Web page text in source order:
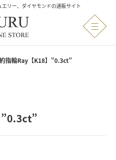
リー、ダイヤモンドの通販サイト
指輪Ray【K18】”0.3ct”
”0.3ct”